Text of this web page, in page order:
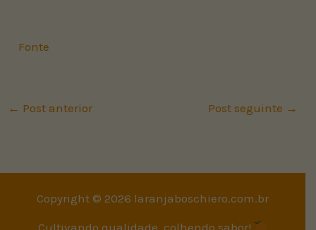
Fonte
← Post anterior Post seguinte →
Copyright © 2026 laranjaboschiero.com.br